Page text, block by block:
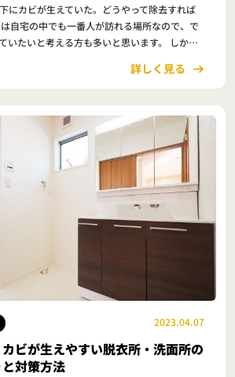
にカビが生えていた。どうやって除去すれば
たいと考える方も多いと思います。 しか
詳しく見る
2023.04.07
カビが生えやすい脱衣所・洗面所の
対策方法